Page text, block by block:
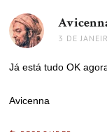
3 DE
Já está tudo OK
Avicenna